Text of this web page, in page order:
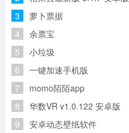
3 萝卜票据
4 余票宝
5 小垃圾
6 一键加速手机版
7 momo陌陌app
8 华数VR v1.0.122 安卓版
9 安卓动态壁纸软件